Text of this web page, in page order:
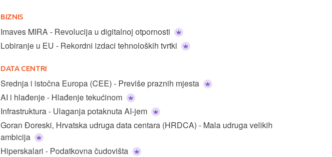
BIZNIS
Imaves MIRA - Revolucija u digitalnoj otpornosti
Lobiranje u EU - Rekordni izdaci tehnoloških tvrtki
DATA CENTRI
Srednja i istočna Europa (CEE) - Previše praznih mjesta
AI i hlađenje - Hlađenje tekućinom
Infrastruktura - Ulaganja potaknuta AI-jem
Goran Đoreski, Hrvatska udruga data centara (HRDCA) - Mala udruga velikih
ambicija
Hiperskalari - Podatkovna čudovišta